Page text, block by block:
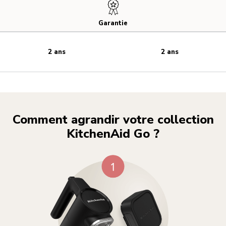
Garantie
2 ans 2 ans
Comment agrandir votre collection
KitchenAid Go ?